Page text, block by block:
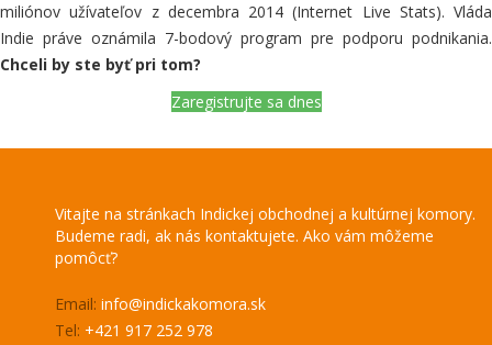
miliónov užívateľov z decembra 2014 (Internet Live Stats). Vláda
Indie práve oznámila 7-bodový program pre podporu podnikania.
Chceli by ste byť pri tom?
Zaregistrujte sa dnes
Vitajte na stránkach Indickej obchodnej a kultúrnej komory.
Budeme radi, ak nás kontaktujete. Ako vám môžeme
pomôcť?
Email: info@indickakomora.sk
Tel: +421 917 252 978